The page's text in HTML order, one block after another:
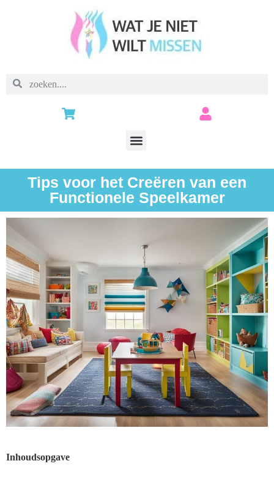
Tips voor het Creëren van een
Functionele Speelkamer
Inhoudsopgave